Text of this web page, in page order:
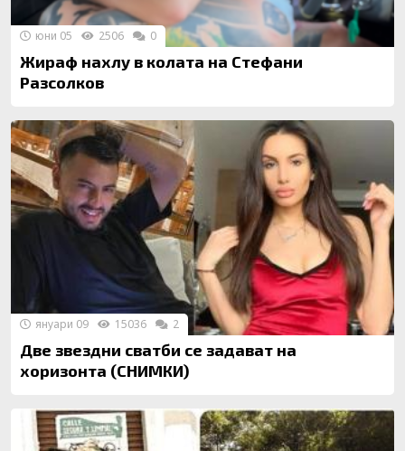
Жираф нахлу в колата на Стефани
Разсолков
юни 05 2506 0
Две звездни сватби се задават на
хоризонта (СНИМКИ)
януари 09 15036 2